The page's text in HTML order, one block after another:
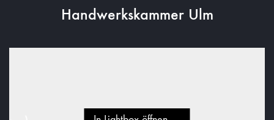
Handwerkskammer Ulm